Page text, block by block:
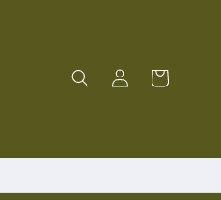
InloggenWinkelwagen